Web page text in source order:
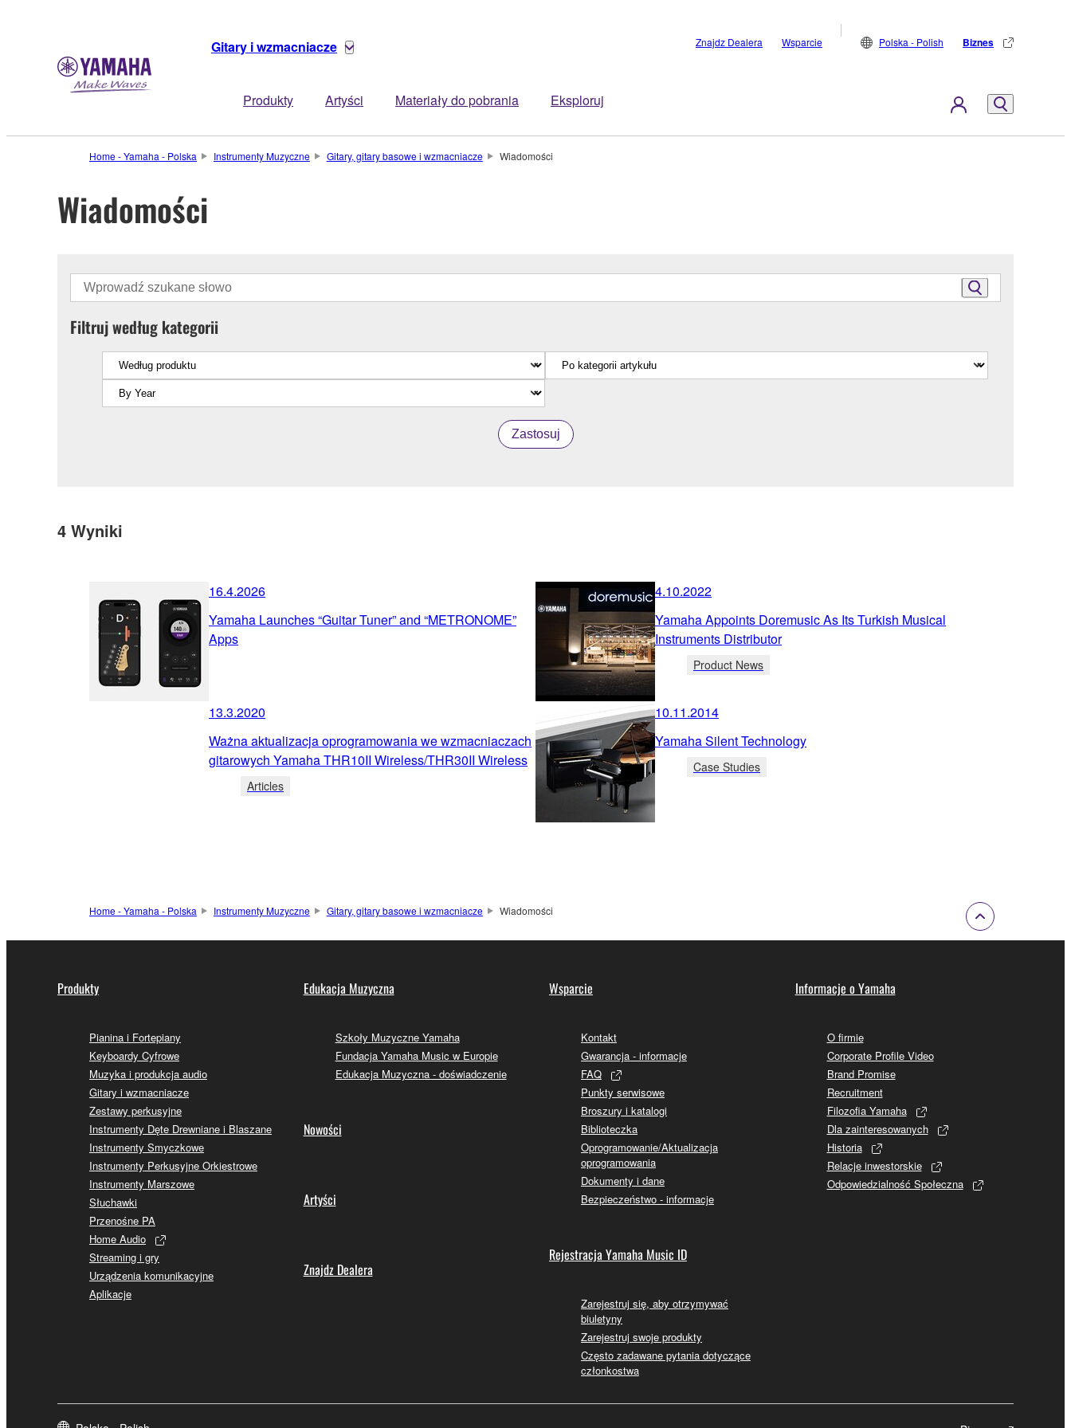
Gitary i wzmacniacze
Produkty Artyści Materiały do pobrania Eksploruj
Znajdz Dealera Wsparcie Polska - Polish Biznes
Home - Yamaha - Polska Instrumenty Muzyczne Gitary, gitary basowe i wzmacniacze Wiadomości
Wiadomości
Filtruj według kategorii
Zastosuj
4 Wyniki
16.4.2026
Yamaha Launches “Guitar Tuner” and “METRONOME”
Apps
4.10.2022
Yamaha Appoints Doremusic As Its Turkish Musical
Instruments Distributor
Product News
13.3.2020
Ważna aktualizacja oprogramowania we wzmacniaczach
gitarowych Yamaha THR10II Wireless/THR30II Wireless
Articles
10.11.2014
Yamaha Silent Technology
Case Studies
Home - Yamaha - Polska Instrumenty Muzyczne Gitary, gitary basowe i wzmacniacze Wiadomości
Produkty
Pianina i Fortepiany
Keyboardy Cyfrowe
Muzyka i produkcja audio
Gitary i wzmacniacze
Zestawy perkusyjne
Instrumenty Dęte Drewniane i Blaszane
Instrumenty Smyczkowe
Instrumenty Perkusyjne Orkiestrowe
Instrumenty Marszowe
Słuchawki
Przenośne PA
Home Audio
Streaming i gry
Urządzenia komunikacyjne
Aplikacje
Edukacja Muzyczna
Szkoły Muzyczne Yamaha
Fundacja Yamaha Music w Europie
Edukacja Muzyczna - doświadczenie
Nowości
Artyści
Znajdz Dealera
Wsparcie
Kontakt
Gwarancja - informacje
FAQ
Punkty serwisowe
Broszury i katalogi
Biblioteczka
Oprogramowanie/Aktualizacja
oprogramowania
Dokumenty i dane
Bezpieczeństwo - informacje
Rejestracja Yamaha Music ID
Zarejestruj się, aby otrzymywać
biuletyny
Zarejestruj swoje produkty
Często zadawane pytania dotyczące
członkostwa
Informacje o Yamaha
O firmie
Corporate Profile Video
Brand Promise
Recruitment
Filozofia Yamaha
Dla zainteresowanych
Historia
Relacje inwestorskie
Odpowiedzialność Społeczna